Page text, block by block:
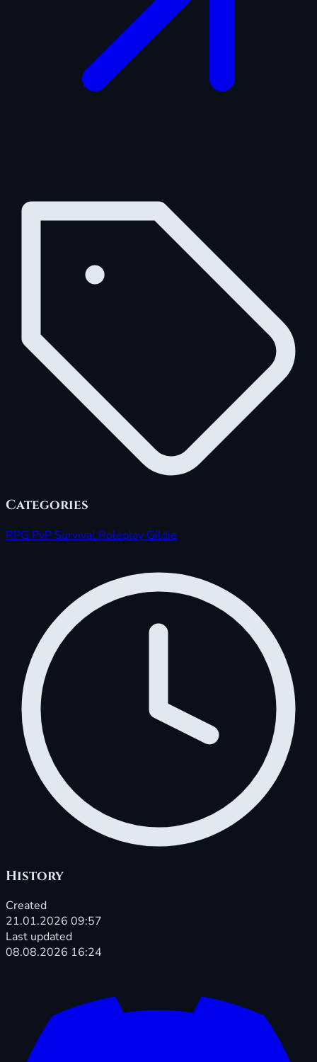
Categories
RPG PvP Survival Roleplay Gildie
History
Created
21.01.2026 09:57
Last updated
08.08.2026 16:24